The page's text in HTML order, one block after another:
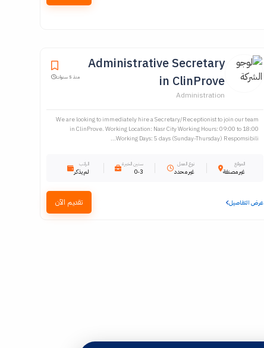
Administrative Secretary
in ClinProve
Administration
منذ 5 سنوات
We are looking to immediately hire a Secretary/Receptionist to join our team
in ClinProve. Working Location: Nasr City Working Hours: 09:00 to 18:00
Working Days: 5 days (Sunday-Thursday) Respomsibili...
الموقع
غير مصنفة
نوع العمل
غير محدد
سنين الخبرة
0-3
الراتب
لم يذكر
عرض التفاصيل تقديم الآن